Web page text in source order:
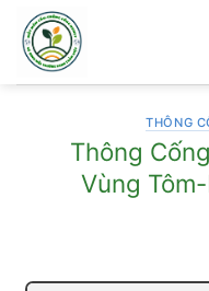
qua
dung
THÔNG
Thông
Vùng